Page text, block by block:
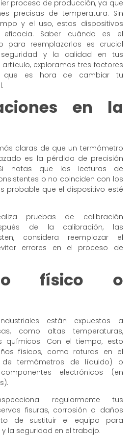
proceso de producción, ya que
precisas de temperatura. Sin
y el uso, estos dispositivos
Saber cuándo es el
para reemplazarlos es crucial
y la calidad en tus
artículo, exploramos tres factores
que es hora de cambiar tu
en la
claras de que un termómetro
es la pérdida de precisión
notas que las lecturas de
o no coinciden con los
probable que el dispositivo esté
pruebas de calibración
de la calibración, las
considera reemplazar el
errores en el proceso de
físico o
están expuestos a
como altas temperaturas,
químicos. Con el tiempo, esto
físicos, como roturas en el
termómetros de líquido) o
electrónicos (en
regularmente tus
fisuras, corrosión o daños
de sustituir el equipo para
la seguridad en el trabajo.